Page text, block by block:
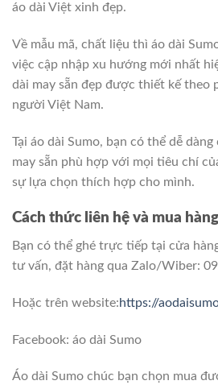
áo dài Việt xinh đẹp.
Về mẫu mã, chất liệu thì áo dài
việc cập nhập xu hướng mới nhất
dài may sẵn đẹp được thiết kế theo
người Việt Nam.
Tại áo dài Sumo, bạn có thể dễ
may sẵn phù hợp với mọi tiêu chí
sự lựa chọn thích hợp cho mình.
Cách thức liên hệ và mua
Bạn có thể ghé trực tiếp tại cửa
tư vấn, đặt hàng qua Zalo/Wiber:
Hoặc trên website:https://
Facebook: áo dài Sumo
Áo dài Sumo chúc bạn chọn mua